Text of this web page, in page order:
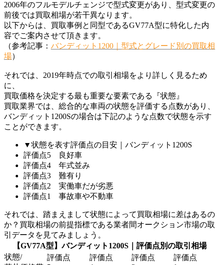
2006年のフルモデルチェンジで型式変更があり、型式変更の
前後では買取相場が若干異なります。
以下からは、買取事例と同型であるGV77A型に特化した内
容でご案内させて頂きます。
（参考記事： バンディット1200｜型式とグレード別の買取相
場）
それでは、2019年時点での取引相場をより詳しく見るため
に、
買取価格を決定する最も重要な要素である『状態』
買取業界では、総合的な車両の状態を評価する点数があり、
バンディット1200Sの場合は下記のような点数で状態を示す
ことができます。
▼状態を表す評価点の目安｜バンディット1200S
評価点5 良好車
評価点4 年式並み
評価点3 難有り
評価点2 実働車だが劣悪
評価点1 事故車や不動車
それでは、踏まえまして状態によって買取相場に差はあるの
か？買取相場の前提指標である業者間オークション市場の取
引データを見てみましょう。
【GV77A型】バンディット1200S｜評価点別の取引相場
状態/
評価点
評価点
評価点
評価点